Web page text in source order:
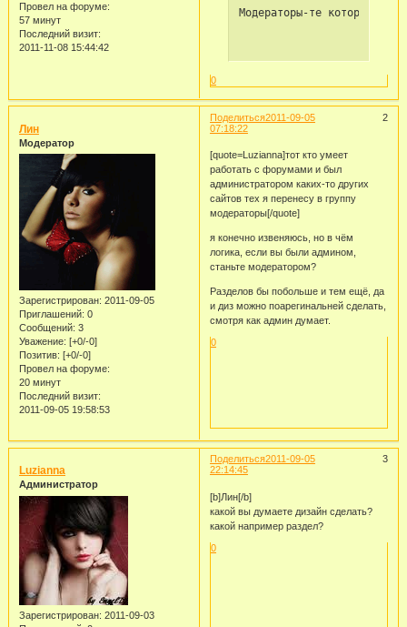
Провел на форуме:
57 минут
Последний визит:
2011-11-08 15:44:42
Модераторы-те которые
0
Поделиться 2
2011-09-05
07:18:22
Лин
Модератор
Зарегистрирован: 2011-09-05
Приглашений: 0
Сообщений: 3
Уважение: [+0/-0]
Позитив: [+0/-0]
Провел на форуме:
20 минут
Последний визит:
2011-09-05 19:58:53
[quote=Luzianna]тот кто умеет
работать с форумами и был
администратором каких-то других
сайтов тех я перенесу в группу
модераторы[/quote]
я конечно извеняюсь, но в чём
логика, если вы были админом,
станьте модератором?
Разделов бы побольше и тем ещё, да
и диз можно поарегинальней сделать,
смотря как админ думает.
0
Поделиться 3
2011-09-05
22:14:45
Luzianna
Администратор
Зарегистрирован: 2011-09-03
[b]Лин[/b]
какой вы думаете дизайн сделать?
какой например раздел?
0